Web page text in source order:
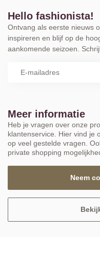
Meer informatie
Heb je vragen over onze
klantenservice. Hier vind je
op veel gestelde vragen.
private shopping
Neem
Hello fashionista!
Ontvang als eerste nieuws
inspireren en blijf op de
aankomende seizoen.